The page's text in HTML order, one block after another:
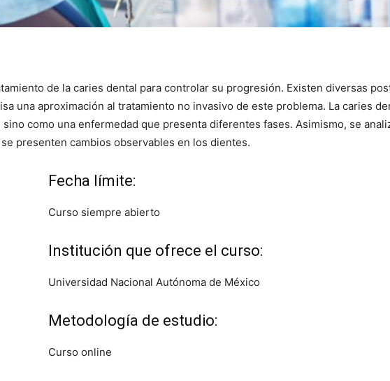
de la caries dental para controlar su progresión. Existen diversas
una aproximación al tratamiento no invasivo de este problema. La caries
como una enfermedad que presenta diferentes fases. Asimismo, se
presenten cambios observables en los dientes.
Fecha límite:
Curso siempre abierto
Institución que ofrece el curso:
Universidad Nacional Autónoma de México
Metodología de estudio:
Curso online